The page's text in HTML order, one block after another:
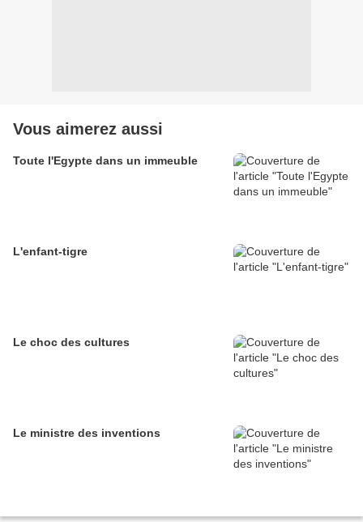
Vous aimerez aussi
Toute l'Egypte dans un immeuble
L'enfant-tigre
Le choc des cultures
Le ministre des inventions